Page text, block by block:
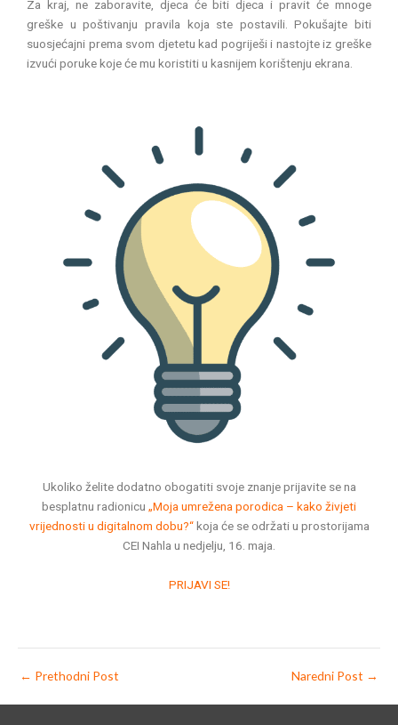
Za kraj, ne zaboravite, djeca će biti djeca i pravit će mnoge
greške u poštivanju pravila koja ste postavili. Pokušajte biti
suosjećajni prema svom djetetu kad pogriješi i nastojte iz greške
izvući poruke koje će mu koristiti u kasnijem korištenju ekrana.
Ukoliko želite dodatno obogatiti svoje znanje prijavite se na
besplatnu radionicu „Moja umrežena porodica – kako živjeti
vrijednosti u digitalnom dobu?“koja će se održati u prostorijama
CEI Nahla u nedjelju, 16. maja.
PRIJAVI SE!
← Prethodni Post Naredni Post →